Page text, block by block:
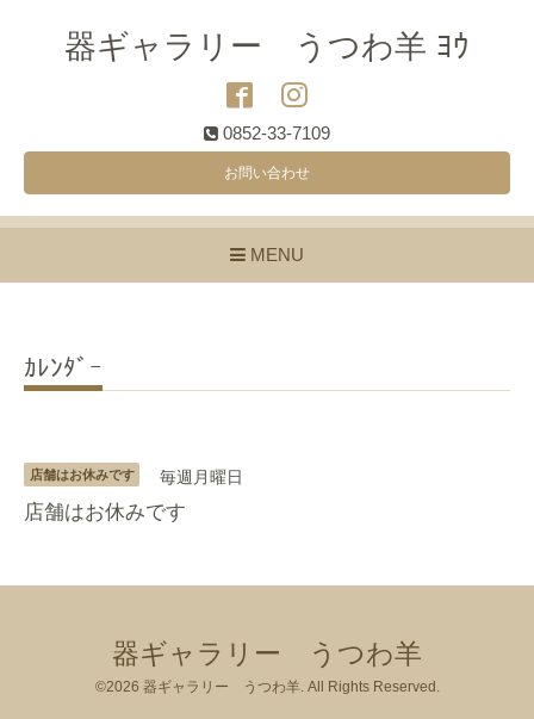
器ギャラリー うつわ羊 ﾖｳ
0852-33-7109
お問い合わせ
MENU
ｶﾚﾝﾀﾞｰ
店舗はお休みです 毎週月曜日
店舗はお休みです
器ギャラリー うつわ羊
©2026 器ギャラリー うつわ羊. All Rights Reserved.